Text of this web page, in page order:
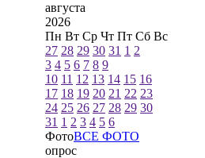
августа
2026
Пн Вт Ср Чт Пт Сб Вс
27 28 29 30 31 1 2
3 4 5 6 7 8 9
10 11 12 13 14 15 16
17 18 19 20 21 22 23
24 25 26 27 28 29 30
31 1 2 3 4 5 6
ФотоВСЕ ФОТО
опрос